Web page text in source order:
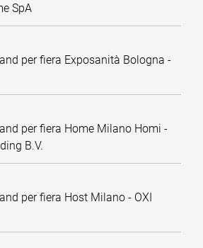
SpA
per fiera Exposanità Bologna -
per fiera Home Milano Homi -
B.V.
per fiera Host Milano - OXI